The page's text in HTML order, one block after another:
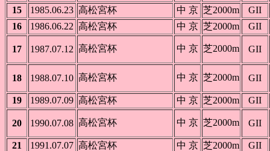
15
1985.06.23 高松宮杯 中 京 芝2000m
GII
16
1986.06.22 高松宮杯 中 京 芝2000m GII
17 1987.07.12 高松宮杯 中 京 芝2000m GII
18 1988.07.10 高松宮杯 中 京 芝2000m GII
19 1989.07.09 高松宮杯 中 京 芝2000m GII
20 1990.07.08 高松宮杯 中 京 芝2000m GII
21 1991.07.07 高松宮杯 中 京 芝2000m GII